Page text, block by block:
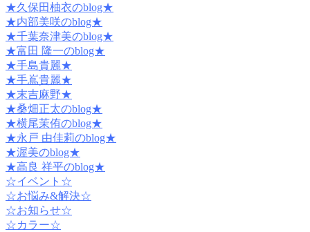
★久保田柚衣のblog★
★内部美咲のblog★
★千葉奈津美のblog★
★富田 隆一のblog★
★手島貴麗★
★手嶌貴麗★
★末吉麻野★
★桑畑正太のblog★
★横尾茉侑のblog★
★永戸 由佳莉のblog★
★渥美のblog★
★高良 祥平のblog★
☆イベント☆
☆お悩み&解決☆
☆お知らせ☆
☆カラー☆